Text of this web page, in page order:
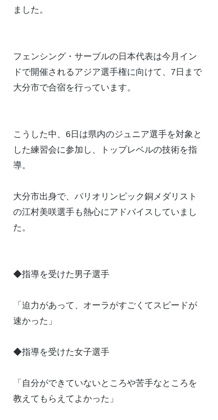
ました。
フェンシング・サーブルの日本代表は今月イン
ドで開催されるアジア選手権に向けて、7日まで
大分市で合宿を行っています。
こうした中、6日は県内のジュニア選手を対象と
した練習会に参加し、トップレベルの技術を指
導。
大分市出身で、パリオリンピック銅メダリスト
の江村美咲選手も熱心にアドバイスしていまし
た。
◆指導を受けた男子選手
「迫力があって、オーラがすごくてスピードが
速かった」
◆指導を受けた女子選手
「自分ができていないところや苦手なところを
教えてもらえてよかった」